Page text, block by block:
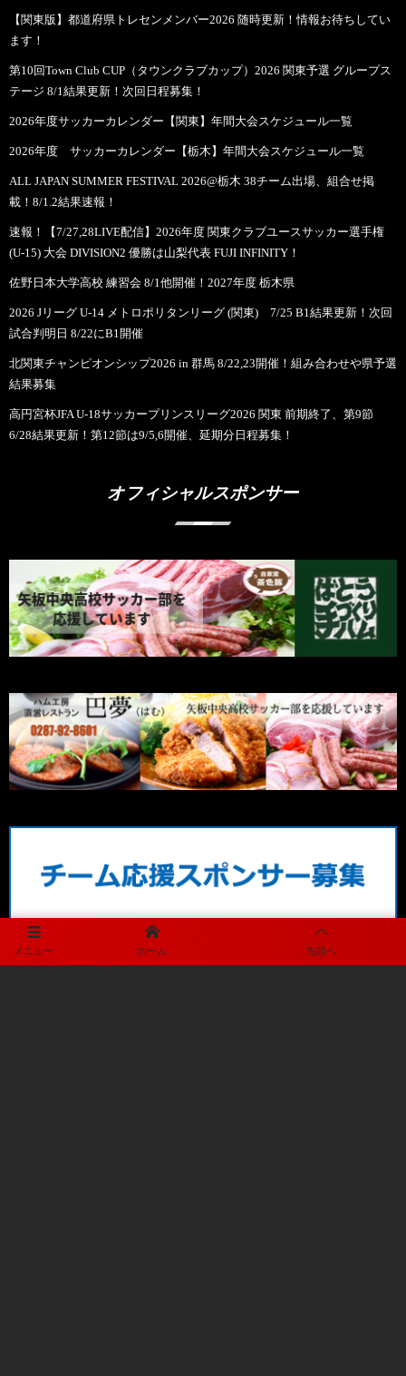
メニュー ホーム 先頭へ
【関東版】都道府県トレセンメンバー2026 随時更新！情報お待ちしてい
ます！
第10回Town Club CUP（タウンクラブカップ）2026 関東予選 グループス
テージ 8/1結果更新！次回日程募集！
2026年度サッカーカレンダー【関東】年間大会スケジュール一覧
2026年度 サッカーカレンダー【栃木】年間大会スケジュール一覧
ALL JAPAN SUMMER FESTIVAL 2026@栃木 38チーム出場、組合せ掲
載！8/1.2結果速報！
速報！【7/27,28LIVE配信】2026年度 関東クラブユースサッカー選手権
(U-15) 大会 DIVISION2 優勝は山梨代表 FUJI INFINITY！
佐野日本大学高校 練習会 8/1他開催！2027年度 栃木県
2026 Jリーグ U-14 メトロポリタンリーグ (関東) 7/25 B1結果更新！次回
試合判明日 8/22にB1開催
北関東チャンピオンシップ2026 in 群馬 8/22,23開催！組み合わせや県予選
結果募集
高円宮杯JFA U-18サッカープリンスリーグ2026 関東 前期終了、第9節
6/28結果更新！第12節は9/5,6開催、延期分日程募集！
オフィシャルスポンサー